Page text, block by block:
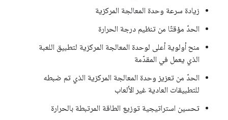
زيادة سرعة وحدة المعالجة المركزية
الحدّ مؤقتًا من تنظيم درجة الحرارة
منح أولوية أعلى لوحدة المعالجة المركزية لتطبيق اللعبة
الذي يعمل في المقدّمة
الحدّ من تعزيز وحدة المعالجة المركزية الذي تم ضبطه
للتطبيقات العادية غير الألعاب
تحسين استراتيجية توزيع الطاقة المرتبطة بالحرارة